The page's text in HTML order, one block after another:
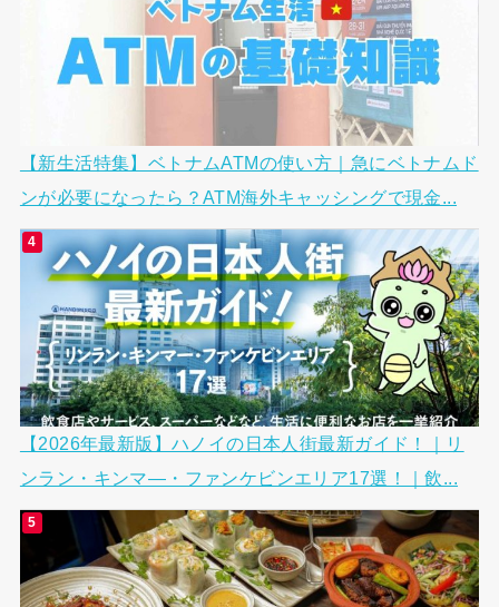
【新生活特集】ベトナムATMの使い方｜急にベトナムド
ンが必要になったら？ATM海外キャッシングで現金...
【2026年最新版】ハノイの日本人街最新ガイド！｜リ
ンラン・キンマ―・ファンケビンエリア17選！｜飲...